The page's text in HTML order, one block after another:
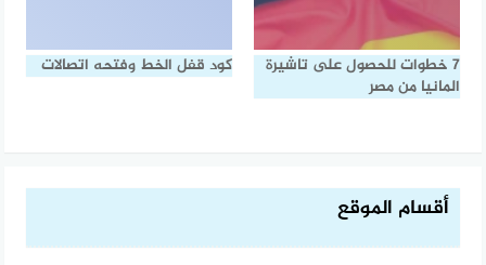
7 خطوات للحصول على تاشيرة
المانيا من مصر
كود قفل الخط وفتحه اتصالات
أقسام الموقع